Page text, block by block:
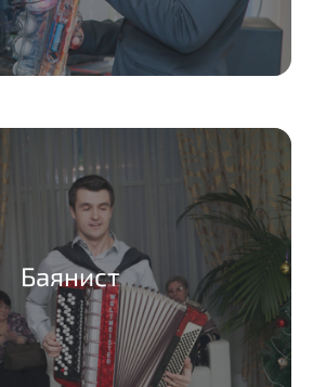
Баянист